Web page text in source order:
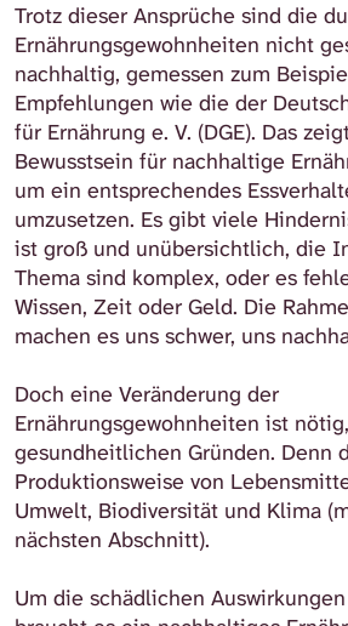
Trotz dieser Ansprüche sind die
Ernährungsgewohnheiten nicht
nachhaltig, gemessen zum
Empfehlungen wie die der
für Ernährung e. V. (DGE). Das
Bewusstsein für nachhaltige
um ein entsprechendes
umzusetzen. Es gibt viele
ist groß und unübersichtlich, die
Thema sind komplex, oder es
Wissen, Zeit oder Geld. Die
machen es uns schwer, uns
Doch eine Veränderung der
Ernährungsgewohnheiten ist
gesundheitlichen Gründen. Denn
Produktionsweise von
Umwelt, Biodiversität und Klima
nächsten Abschnitt).
Um die schädlichen